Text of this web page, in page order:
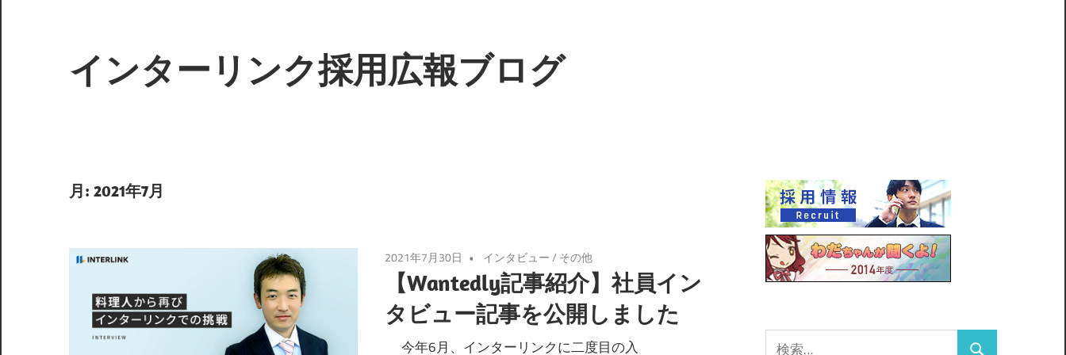
インターリンク採用広報ブログ
月: 2021年7月
2021年7月30日 インタビュー/ その他
【Wantedly記事紹介】社員イン
タビュー記事を公開しました
今年6月、インターリンクに二度目の入